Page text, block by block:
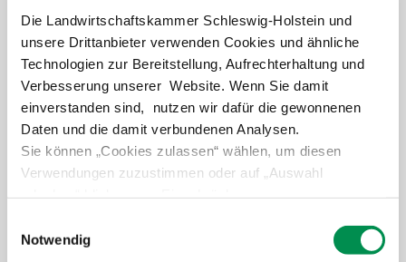
Die Landwirtschaftskammer Schleswig-Holstein und
unsere Drittanbieter verwenden Cookies und ähnliche
Technologien zur Bereitstellung, Aufrechterhaltung und
Verbesserung unserer Website. Wenn Sie damit
einverstanden sind, nutzen wir dafür die gewonnenen
Daten und die damit verbundenen Analysen.
Sie können „Cookies zulassen“ wählen, um diesen
Verwendungen zuzustimmen oder auf „Auswahl
detaillierteren Informationen. Erteilte Einwilligungen
Notwendig
Anja Urlaß
Grüner Kamp 15-17
24768 Rendsburg
Tel.+49 4331 9453-212
aurlass@lksh.de
Betriebsleiterseminare, Beraterfortbildung